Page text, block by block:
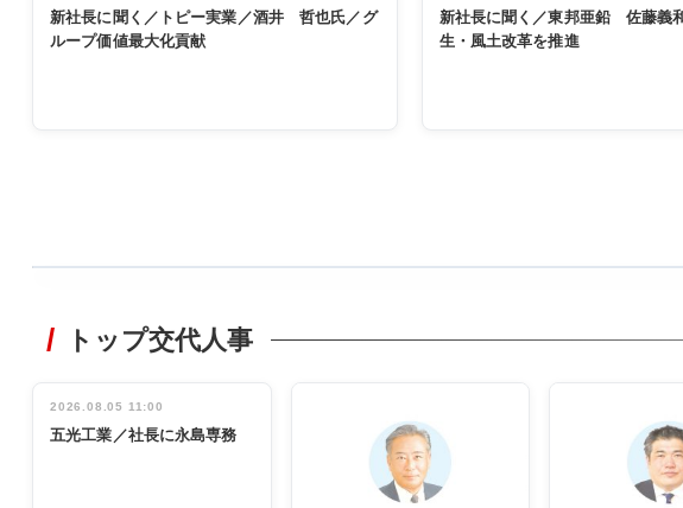
新社長に聞く／トピー実業／酒井 哲也氏／グ
ループ価値最大化貢献
新社長に聞く／東邦亜鉛 佐藤義
生・風土改革を推進
非鉄業界で
管理職編
インタビュ
ー／社内ア
INTERVIEW
トップ交代人事
2026.08.05 11:00
五光工業／社長に永島専務